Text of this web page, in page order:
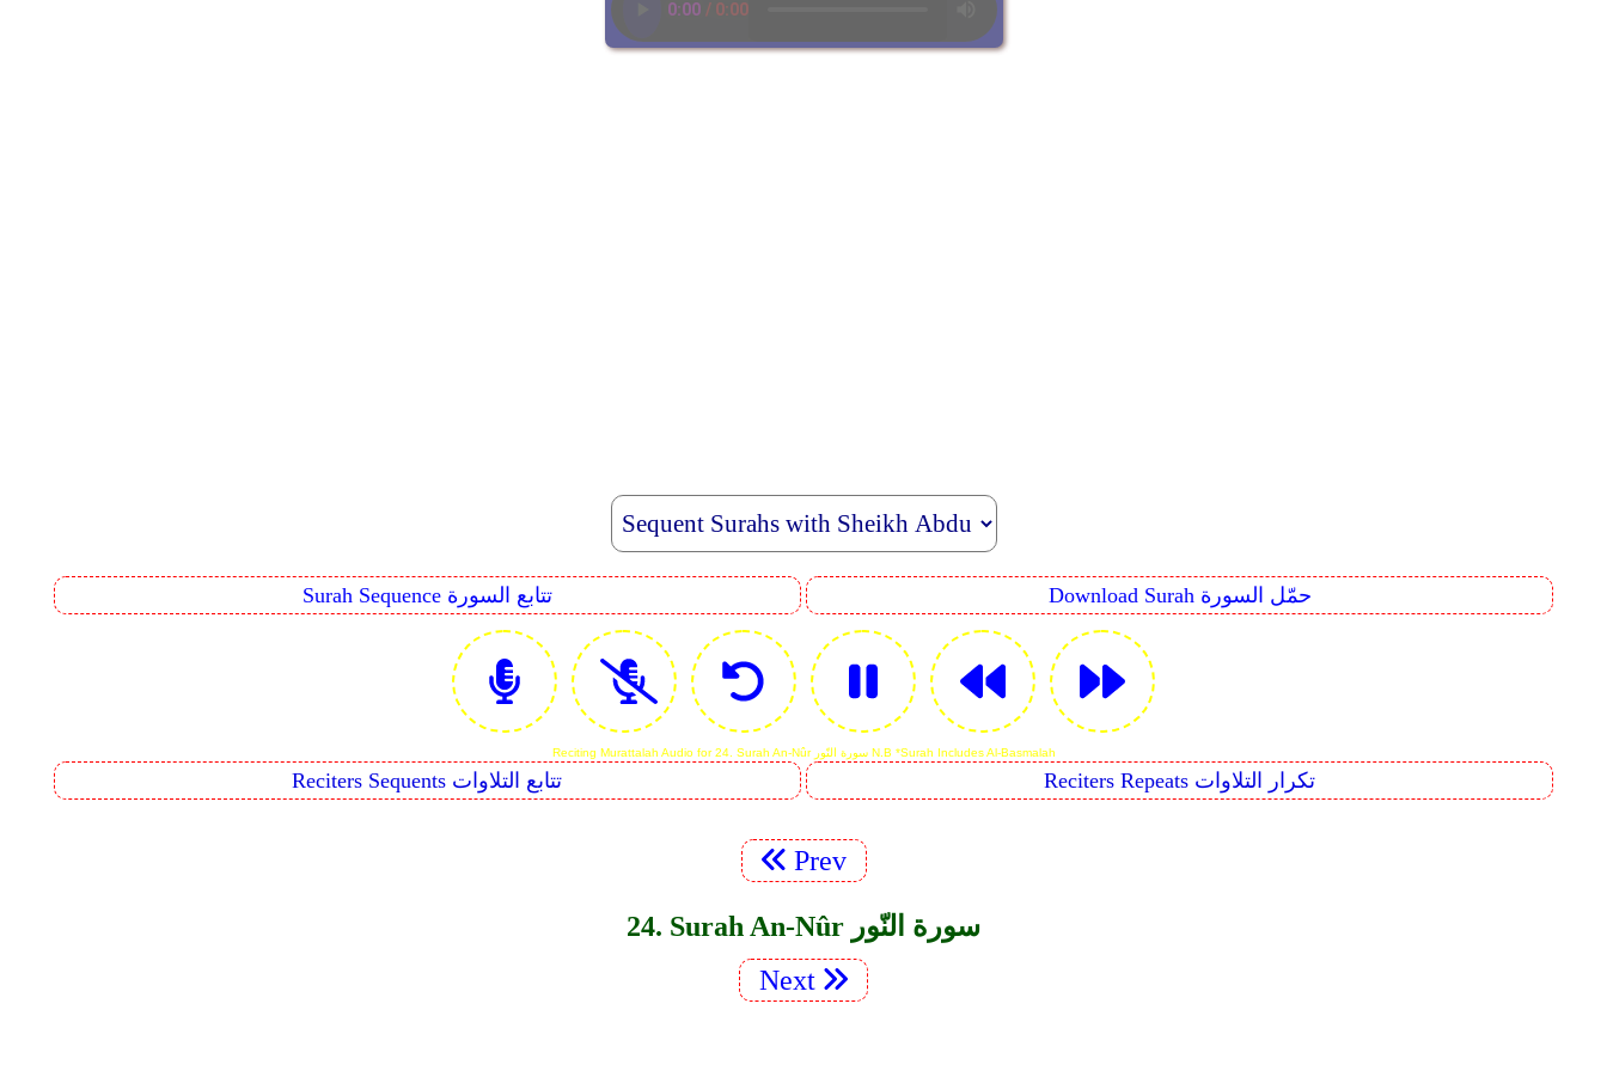
Surah Sequence تتابع السورة Download Surah حمّل السورة
Reciting Murattalah Audio for 24. Surah An-Nûr سورة النّور N.B *Surah Includes Al-Basmalah
Reciters Sequents تتابع التلاوات Reciters Repeats تكرار التلاوات
Prev
24. Surah An-Nûr سورة النّور
Next